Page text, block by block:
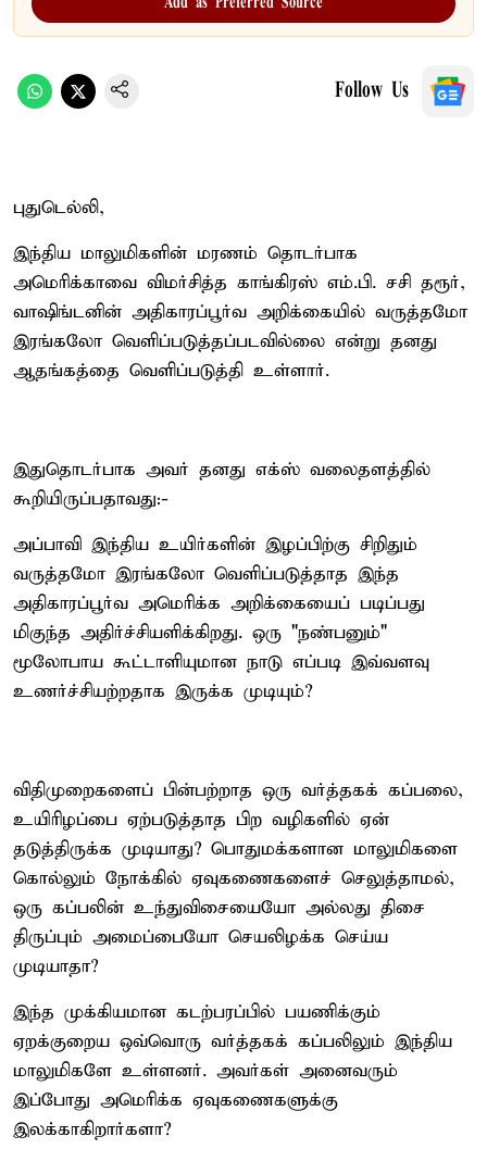
Follow Us
புதுடெல்லி,
இந்திய மாலுமிகளின் மரணம் தொடர்பாக
அமெரிக்காவை விமர்சித்த காங்கிரஸ் எம்.பி. சசி தரூர்,
வாஷிங்டனின் அதிகாரப்பூர்வ அறிக்கையில் வருத்தமோ
இரங்கலோ வெளிப்படுத்தப்படவில்லை என்று தனது
ஆதங்கத்தை வெளிப்படுத்தி உள்ளார்.
இதுதொடர்பாக அவர் தனது எக்ஸ் வலைதளத்தில்
கூறியிருப்பதாவது:-
அப்பாவி இந்திய உயிர்களின் இழப்பிற்கு சிறிதும்
வருத்தமோ இரங்கலோ வெளிப்படுத்தாத இந்த
அதிகாரப்பூர்வ அமெரிக்க அறிக்கையைப் படிப்பது
மிகுந்த அதிர்ச்சியளிக்கிறது. ஒரு "நண்பனும்"
மூலோபாய கூட்டாளியுமான நாடு எப்படி இவ்வளவு
உணர்ச்சியற்றதாக இருக்க முடியும்?
விதிமுறைகளைப் பின்பற்றாத ஒரு வர்த்தகக் கப்பலை,
உயிரிழப்பை ஏற்படுத்தாத பிற வழிகளில் ஏன்
தடுத்திருக்க முடியாது? பொதுமக்களான மாலுமிகளை
கொல்லும் நோக்கில் ஏவுகணைகளைச் செலுத்தாமல்,
ஒரு கப்பலின் உந்துவிசையையோ அல்லது திசை
திருப்பும் அமைப்பையோ செயலிழக்க செய்ய
முடியாதா?
இந்த முக்கியமான கடற்பரப்பில் பயணிக்கும்
ஏறக்குறைய ஒவ்வொரு வர்த்தகக் கப்பலிலும் இந்திய
மாலுமிகளே உள்ளனர். அவர்கள் அனைவரும்
இப்போது அமெரிக்க ஏவுகணைகளுக்கு
இலக்காகிறார்களா?